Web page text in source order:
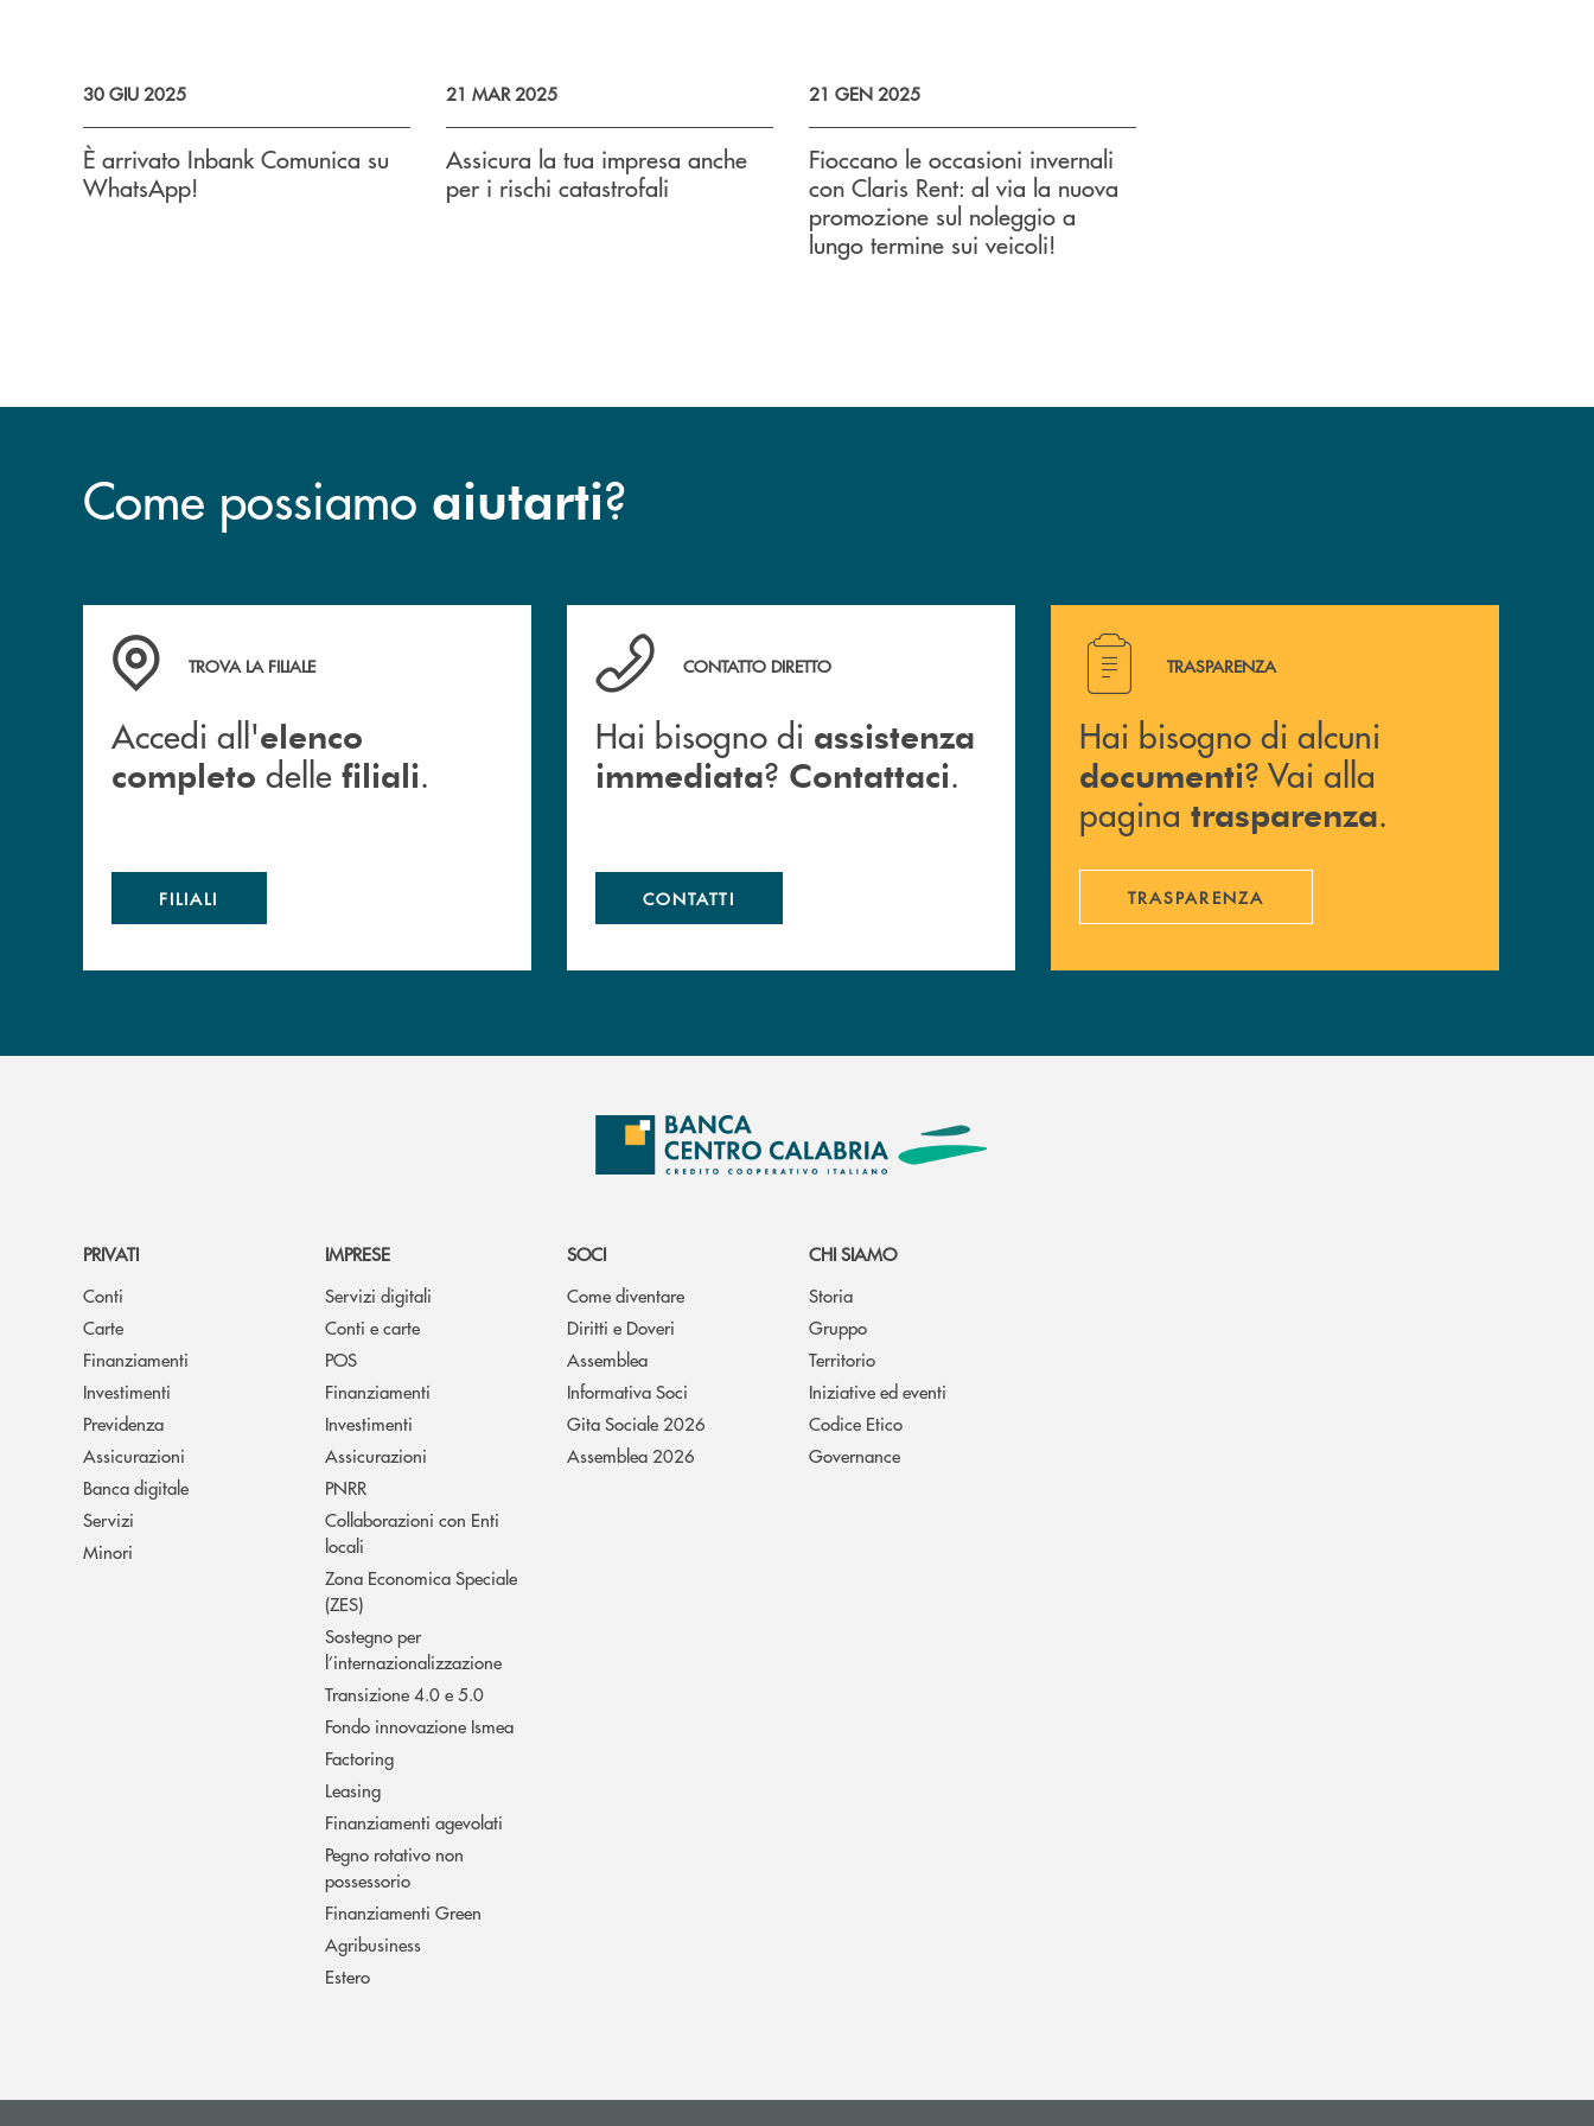
30 GIU 2025
È arrivato Inbank Comunica su
WhatsApp!
21 MAR 2025
Assicura la tua impresa anche
per i rischi catastrofali
21 GEN 2025
Fioccano le occasioni invernali
con Claris Rent: al via la nuova
promozione sul noleggio a
lungo termine sui veicoli!
Come possiamo aiutarti?
Accedi all' elenco completo delle filiali .
TROVA LA FILIALE
Accedi all'elenco
completo delle filiali.
FILIALI
Hai bisogno di assistenza immediata ? Contattaci .
CONTATTO DIRETTO
Hai bisogno di assistenza
immediata? Contattaci.
CONTATTI
Hai bisogno di alcuni documenti ? Vai alla pagina
TRASPARENZA
Hai bisogno di alcuni
documenti? Vai alla
pagina trasparenza.
TRASPARENZA
PRIVATI
Conti
Carte
Finanziamenti
Investimenti
Previdenza
Assicurazioni
Banca digitale
Servizi
Minori
IMPRESE
Servizi digitali
Conti e carte
POS
Finanziamenti
Investimenti
Assicurazioni
PNRR
Collaborazioni con Enti
locali
Zona Economica Speciale
(ZES)
Sostegno per
l’internazionalizzazione
Transizione 4.0 e 5.0
Fondo innovazione Ismea
Factoring
Leasing
Finanziamenti agevolati
Pegno rotativo non
possessorio
Finanziamenti Green
Agribusiness
Estero
SOCI
Come diventare
Diritti e Doveri
Assemblea
Informativa Soci
Gita Sociale 2026
Assemblea 2026
CHI SIAMO
Storia
Gruppo
Territorio
Iniziative ed eventi
Codice Etico
Governance